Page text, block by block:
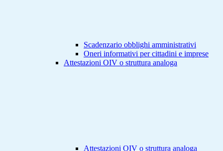
Scadenzario obblighi amministrativi
Oneri informativi per cittadini e imprese
Attestazioni OIV o struttura analoga
Attestazioni OIV o struttura analoga